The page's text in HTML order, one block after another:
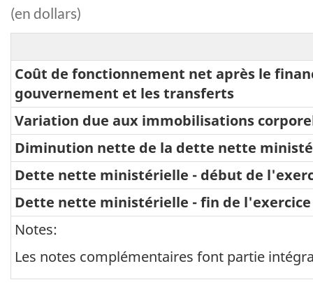
(en dollars)
Coût de fonctionnement net après le
gouvernement et les transferts
Variation due aux immobilisations
Diminution nette de la dette nette
Dette nette ministérielle - début de
Dette nette ministérielle - fin de l'exercice
Notes:
Les notes complémentaires font partie